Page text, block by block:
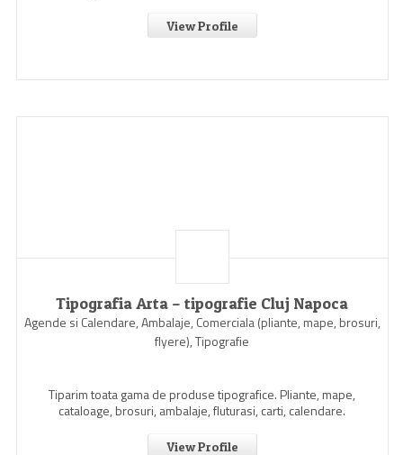
View Profile
Tipografia Arta – tipografie Cluj Napoca
Agende si Calendare, Ambalaje, Comerciala (pliante, mape, brosuri,
flyere), Tipografie
Tiparim toata gama de produse tipografice. Pliante, mape,
cataloage, brosuri, ambalaje, fluturasi, carti, calendare.
View Profile